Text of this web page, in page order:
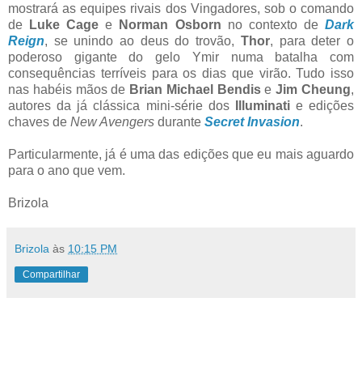
mostrará as equipes rivais dos Vingadores, sob o comando
de
Luke Cage e Norman Osborn no contexto deDark
Reign, se unindo ao deus do trovão, Thor, para deter o
poderoso gigante do gelo Ymir numa batalha com
consequências terríveis para os dias que virão. Tudo isso
nas habéis mãos de Brian Michael BendiseJim Cheung,
autores da já clássica mini-série dos
Illuminatie edições
chaves de New Avengers durante Secret Invasion.
Particularmente, já é uma das edições que eu mais aguardo
para o ano que vem.
Brizola
Brizola às 10:15 PM
Compartilhar